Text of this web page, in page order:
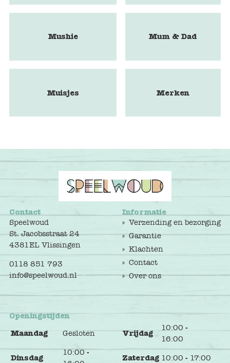
Mushie Mum & Dad
Muisjes Merken
Contact
Speelwoud
St. Jacobsstraat 24
4381EL Vlissingen
0118 851 793
info@speelwoud.nl
Informatie
Verzending en bezorging
Garantie
Klachten
Contact
Over ons
Openingstijden
Maandag
Gesloten Vrijdag
10:00 -
16:00
Dinsdag
10:00 -
Zaterdag 10:00 - 17:00